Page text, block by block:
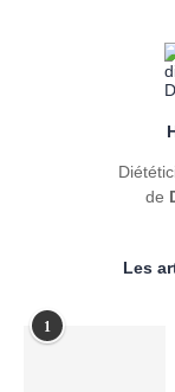
de
Les
1